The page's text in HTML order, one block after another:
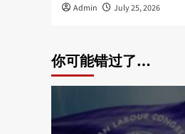
Admin July 25, 2026
你可能错过了…